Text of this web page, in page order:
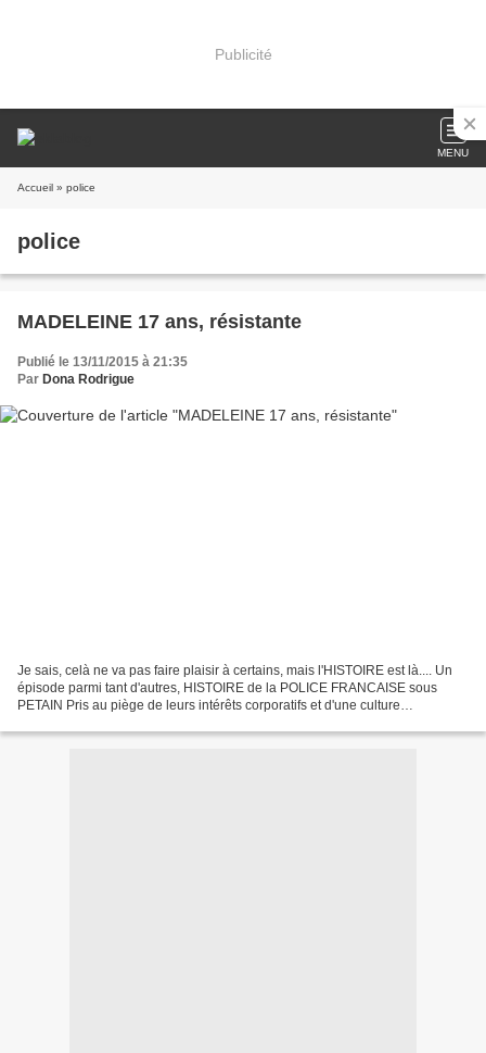
Publicité
MENU
Accueil » police
police
MADELEINE 17 ans, résistante
Publié le 13/11/2015 à 21:35
Par Dona Rodrigue
Je sais, celà ne va pas faire plaisir à certains, mais l'HISTOIRE est là.... Un
épisode parmi tant d'autres, HISTOIRE de la POLICE FRANCAISE sous
PETAIN Pris au piège de leurs intérêts corporatifs et d'une culture